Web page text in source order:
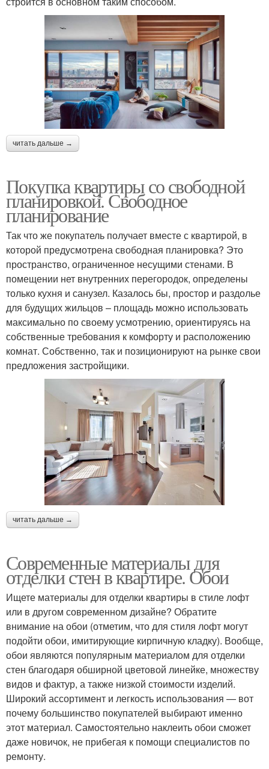
читать дальше →
Покупка квартиры со свободной
планировкой. Свободное
планирование
Так что же покупатель получает вместе с квартирой, в
которой предусмотрена свободная планировка? Это
пространство, ограниченное несущими стенами. В
помещении нет внутренних перегородок, определены
только кухня и санузел. Казалось бы, простор и раздолье
для будущих жильцов – площадь можно использовать
максимально по своему усмотрению, ориентируясь на
собственные требования к комфорту и расположению
комнат. Собственно, так и позиционируют на рынке свои
предложения застройщики.
читать дальше →
Современные материалы для
отделки стен в квартире. Обои
Ищете материалы для отделки квартиры в стиле лофт
или в другом современном дизайне? Обратите
внимание на обои (отметим, что для стиля лофт могут
подойти обои, имитирующие кирпичную кладку). Вообще,
обои являются популярным материалом для отделки
стен благодаря обширной цветовой линейке, множеству
видов и фактур, а также низкой стоимости изделий.
Широкий ассортимент и легкость использования — вот
почему большинство покупателей выбирают именно
этот материал. Самостоятельно наклеить обои сможет
даже новичок, не прибегая к помощи специалистов по
ремонту.